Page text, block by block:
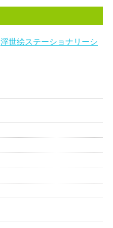
浮世絵ステーショナリーシ